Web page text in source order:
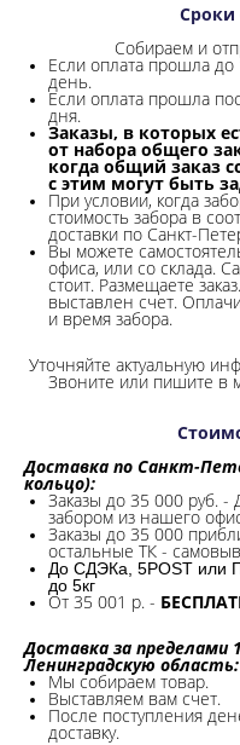
Сроки
Собираем и
Если оплата прошла
день.
Если оплата прошла
дня.
Заказы, в которых
от набора общего
когда общий заказ
с этим могут быть
При условии, когда
стоимость забора в
доставки по Санкт-
Вы можете
офиса, или со склада.
стоит. Размещаете
выставлен счет.
и время забора.
Уточняйте актуальную
Звоните или пишите в
Доставка по Санкт-
кольцо):
Заказы до 35 000 руб. -
забором из нашего
Заказы до 35 000
остальные ТК -
До СДЭКа, 5POST или
до 5кг
От 35 001 р. -
Доставка за пределами
Ленинградскую область:
Мы собираем товар.
Выставляем вам счет.
После поступления
доставку.